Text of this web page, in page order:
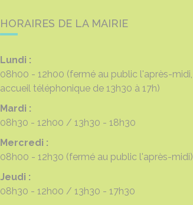
HORAIRES DE LA MAIRIE
Lundi :
08h00 - 12h00 (fermé au public l'après-midi,
accueil téléphonique de 13h30 à 17h)
Mardi :
08h30 - 12h00
13h30 - 18h30
Mercredi :
08h00 - 12h30 (fermé au public l'après-midi)
Jeudi :
08h30 - 12h00
13h30 - 17h30